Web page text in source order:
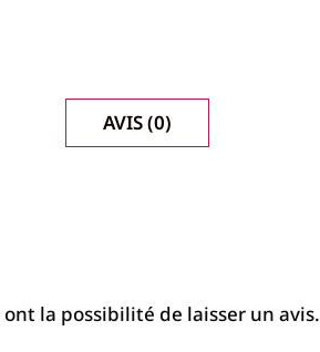
AVIS (0)
la possibilité de laisser un avis.